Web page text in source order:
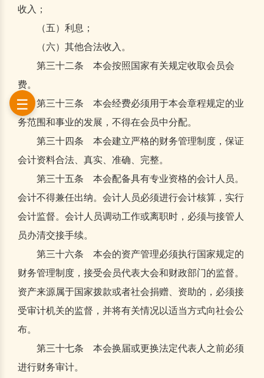
收入；
（五）利息；
（六）其他合法收入。
第三十二条 本会按照国家有关规定收取会员会
费。
第三十三条 本会经费必须用于本会章程规定的业
务范围和事业的发展，不得在会员中分配。
第三十四条 本会建立严格的财务管理制度，保证
会计资料合法、真实、准确、完整。
第三十五条 本会配备具有专业资格的会计人员。
会计不得兼任出纳。会计人员必须进行会计核算，实行
会计监督。会计人员调动工作或离职时，必须与接管人
员办清交接手续。
第三十六条 本会的资产管理必须执行国家规定的
财务管理制度，接受会员代表大会和财政部门的监督。
资产来源属于国家拨款或者社会捐赠、资助的，必须接
受审计机关的监督，并将有关情况以适当方式向社会公
布。
第三十七条 本会换届或更换法定代表人之前必须
进行财务审计。